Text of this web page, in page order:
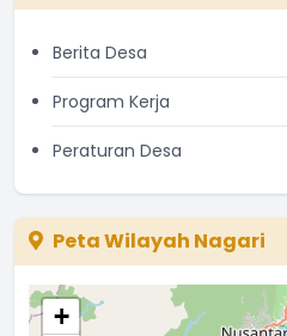
Berita Desa
Program Kerja
Peraturan Desa
Peta Wilayah Nagari
+